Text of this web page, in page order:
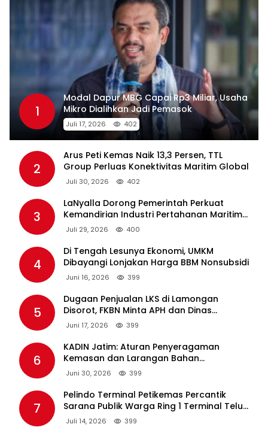
1
Modal Dapur MBG Capai Rp3 Miliar, Usaha
Mikro Dialihkan Jadi Pemasok
Juli 17, 2026 402
2
Arus Peti Kemas Naik 13,3 Persen, TTL
Group Perluas Konektivitas Maritim Global
Juli 30, 2026 402
3
LaNyalla Dorong Pemerintah Perkuat
Kemandirian Industri Pertahanan Maritim
Lewat PT PAL
Juli 29, 2026 400
4
Di Tengah Lesunya Ekonomi, UMKM
Dibayangi Lonjakan Harga BBM Nonsubsidi
Juni 16, 2026 399
5
Dugaan Penjualan LKS di Lamongan
Disorot, FKBN Minta APH dan Dinas
Pendidikan Bertindak Tegas.
Juni 17, 2026 399
6
KADIN Jatim: Aturan Penyeragaman
Kemasan dan Larangan Bahan
Tambahan Berpotensi Ganggu Industri
Juni 30, 2026 399
7
Pelindo Terminal Petikemas Percantik
Sarana Publik Warga Ring 1 Terminal Teluk
Lamong Lewat Program TJSL
Juli 14, 2026 399